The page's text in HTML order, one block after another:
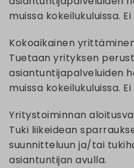
muissa kokeilukuluissa.
Kokoaikainen
Tuetaan yrityksen
asiantuntijapalveluiden
muissa kokeilukuluissa.
Yritystoiminnan
Tuki liikeidean
suunnitteluun ja/tai
asiantuntijan avulla.